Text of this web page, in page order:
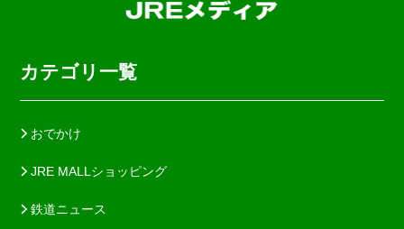
カテゴリ一覧
おでかけ
JRE MALLショッピング
鉄道ニュース